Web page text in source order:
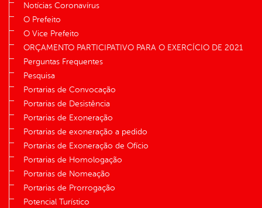
Notícias Coronavírus
O Prefeito
O Vice Prefeito
ORÇAMENTO PARTICIPATIVO PARA O EXERCÍCIO DE 2021
Perguntas Frequentes
Pesquisa
Portarias de Convocação
Portarias de Desistência
Portarias de Exoneração
Portarias de exoneração a pedido
Portarias de Exoneração de Ofício
Portarias de Homologação
Portarias de Nomeação
Portarias de Prorrogação
Potencial Turístico